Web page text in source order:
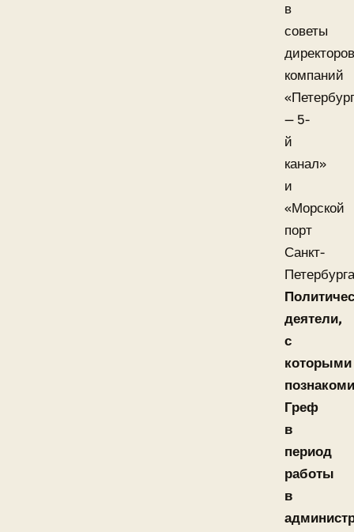
в
советы
директоров
компаний
«Петербург
— 5-
й
канал»
и
«Морской
порт
Санкт-
деятели,
с
которыми
Греф
в
период
работы
в